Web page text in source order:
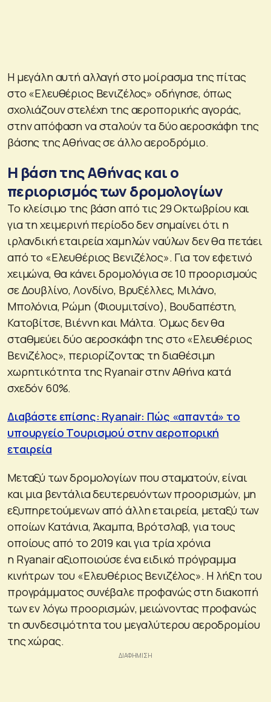
Η μεγάλη αυτή αλλαγή στο μοίρασμα της πίτας
στο «Ελευθέριος Βενιζέλος» οδήγησε, όπως
σχολιάζουν στελέχη της αεροπορικής αγοράς,
στην απόφαση να σταλούν τα δύο αεροσκάφη της
βάσης της Αθήνας σε άλλο αεροδρόμιο.
Η βάση της Αθήνας και ο
περιορισμός των δρομολογίων
Το κλείσιμο της βάση από τις 29 Οκτωβρίου και
για τη χειμερινή περίοδο δεν σημαίνει ότι η
ιρλανδική εταιρεία χαμηλών ναύλων δεν θα πετάει
από το «Ελευθέριος Βενιζέλος». Για τον εφετινό
χειμώνα, θα κάνει δρομολόγια σε 10 προορισμούς
σε Δουβλίνο, Λονδίνο, Βρυξέλλες, Μιλάνο,
Μπολόνια, Ρώμη (Φιουμιτσίνο), Βουδαπέστη,
Κατοβίτσε, Βιέννη και Μάλτα. Όμως δεν θα
σταθμεύει δύο αεροσκάφη της στο «Ελευθέριος
Βενιζέλος», περιορίζοντας τη διαθέσιμη
χωρητικότητα της Ryanair στην Αθήνα κατά
σχεδόν 60%.
Διαβάστε επίσης: Ryanair: Πώς «απαντά» το
υπουργείο Τουρισμού στην αεροπορική
εταιρεία
Μεταξύ των δρομολογίων που σταματούν, είναι
και μια βεντάλια δευτερευόντων προορισμών, μη
εξυπηρετούμενων από άλλη εταιρεία, μεταξύ των
οποίων Κατάνια, Άκαμπα, Βρότσλαβ, για τους
οποίους από το 2019 και για τρία χρόνια
η Ryanair αξιοποιούσε ένα ειδικό πρόγραμμα
κινήτρων του «Ελευθέριος Βενιζέλος». Η λήξη του
προγράμματος συνέβαλε προφανώς στη διακοπή
των εν λόγω προορισμών, μειώνοντας προφανώς
τη συνδεσιμότητα του μεγαλύτερου αεροδρομίου
της χώρας.